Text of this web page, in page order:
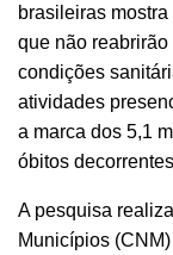
brasileiras
que não
condições
atividades
a marca dos 5,1
óbitos
A pesquisa
Municípios